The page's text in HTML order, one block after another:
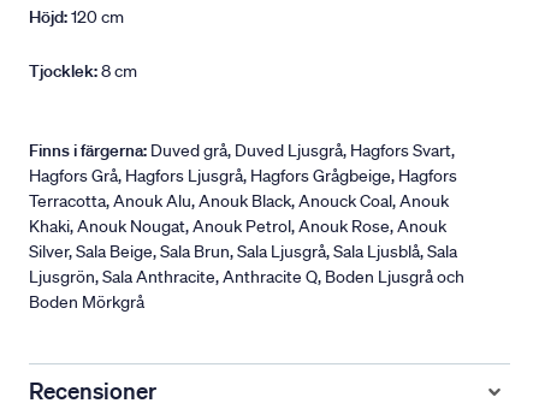
Höjd:120 cm
Tjocklek:8 cm
Finns i färgerna: Duved grå, Duved Ljusgrå, Hagfors Svart,
Hagfors Grå, Hagfors Ljusgrå, Hagfors Grågbeige, Hagfors
Terracotta, Anouk Alu, Anouk Black, Anouck Coal, Anouk
Khaki, Anouk Nougat, Anouk Petrol, Anouk Rose, Anouk
Silver, Sala Beige, Sala Brun, Sala Ljusgrå, Sala Ljusblå, Sala
Ljusgrön, Sala Anthracite, Anthracite Q, Boden Ljusgrå och
Boden Mörkgrå
Recensioner